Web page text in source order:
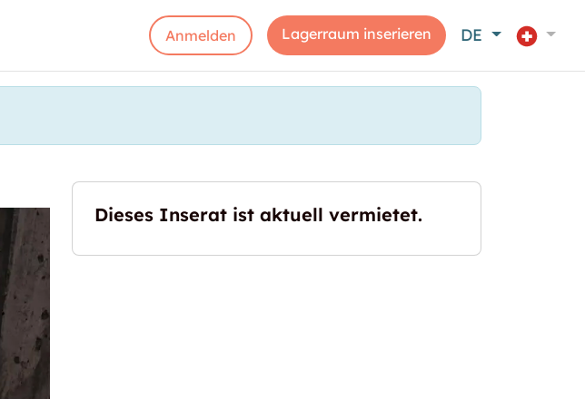
Anmelden Lagerraum inserieren DE
Dieses Inserat ist aktuell vermietet.